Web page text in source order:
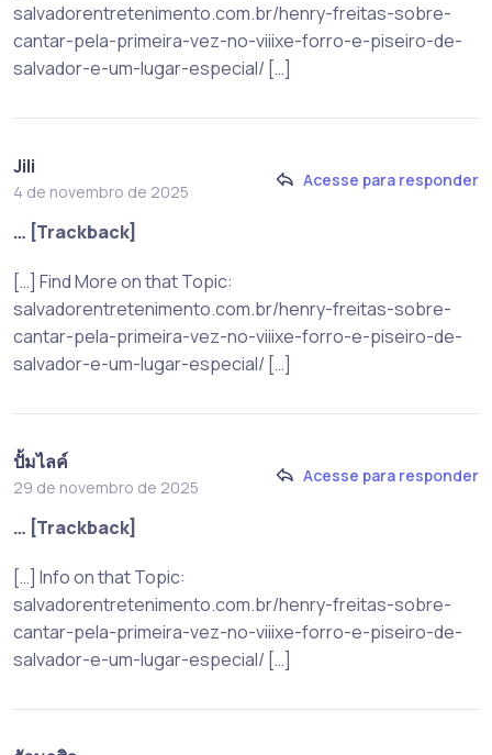
salvadorentretenimento.com.br/henry-freitas-sobre-
cantar-pela-primeira-vez-no-viiixe-forro-e-piseiro-de-
salvador-e-um-lugar-especial/ […]
Jili
4 de novembro de 2025
Acesse para responder
… [Trackback]
[…] Find More on that Topic:
salvadorentretenimento.com.br/henry-freitas-sobre-
cantar-pela-primeira-vez-no-viiixe-forro-e-piseiro-de-
salvador-e-um-lugar-especial/ […]
ปั้มไลค์
29 de novembro de 2025
Acesse para responder
… [Trackback]
[…] Info on that Topic:
salvadorentretenimento.com.br/henry-freitas-sobre-
cantar-pela-primeira-vez-no-viiixe-forro-e-piseiro-de-
salvador-e-um-lugar-especial/ […]